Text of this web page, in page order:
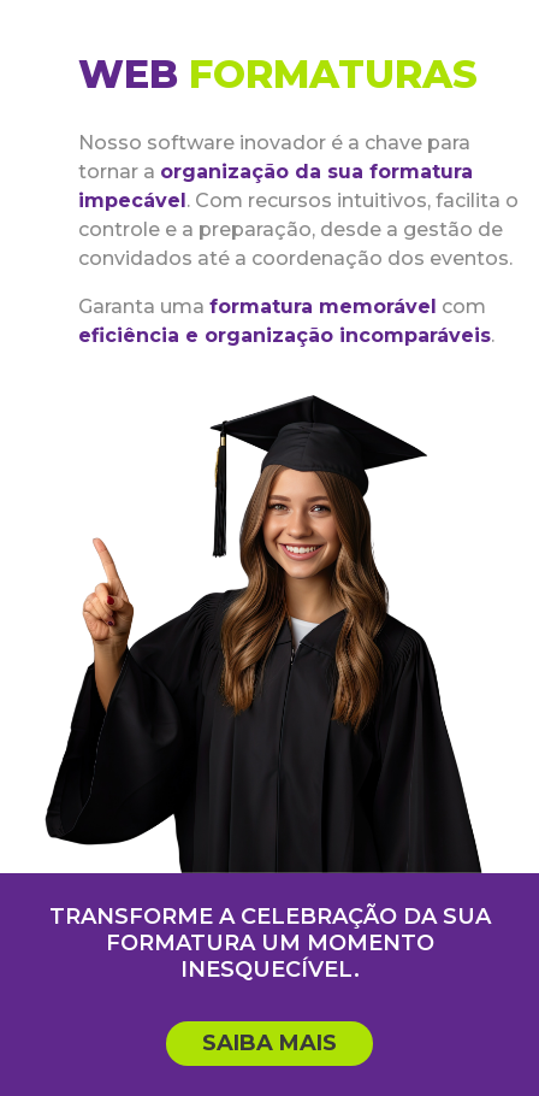
WEB FORMATURAS
Nosso software inovador é a chave para
tornar a organização da sua formatura
impecável. Com recursos intuitivos, facilita o
controle e a preparação, desde a gestão de
convidados até a coordenação dos eventos.
Garanta umaformatura memorável com
eficiência e organização incomparáveis.
TRANSFORME A CELEBRAÇÃO DA SUA
FORMATURA UM MOMENTO
INESQUECÍVEL.
SAIBA MAIS